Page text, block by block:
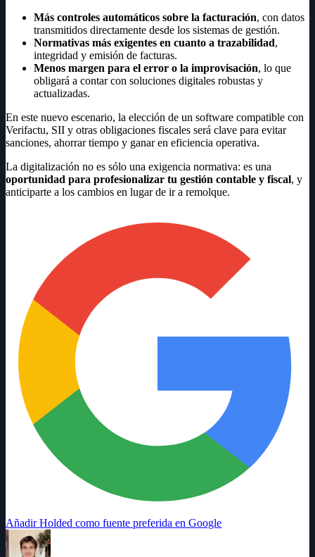
Más controles automáticos sobre la facturación, con datos
transmitidos directamente desde los sistemas de gestión.
Normativas más exigentes en cuanto a trazabilidad,
integridad y emisión de facturas.
Menos margen para el error o la improvisación, lo que
obligará a contar con soluciones digitales robustas y
actualizadas.
En este nuevo escenario, la elección de un software compatible con
Verifactu, SII y otras obligaciones fiscales será clave para evitar
sanciones, ahorrar tiempo y ganar en eficiencia operativa.
La digitalización no es sólo una exigencia normativa: es una
oportunidad para profesionalizar tu gestión contable y fiscal, y
anticiparte a los cambios en lugar de ir a remolque.
Añadir Holded como fuente preferida en Google